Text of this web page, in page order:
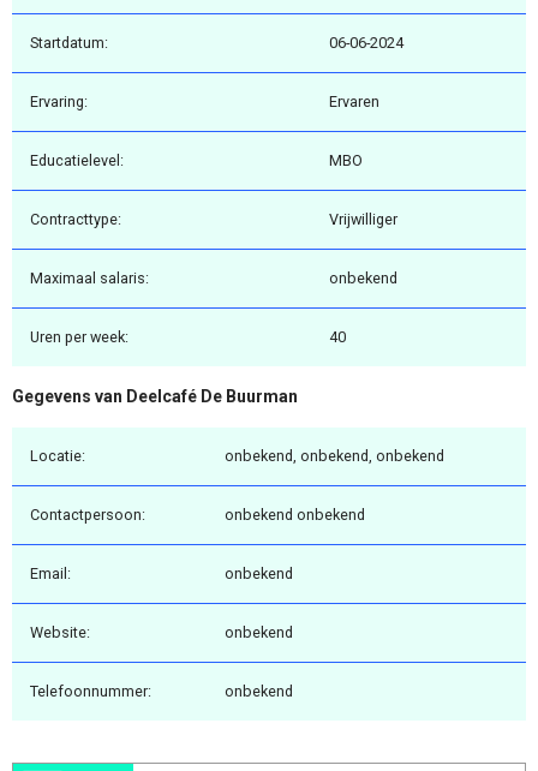
Startdatum: 06-06-2024
Ervaring: Ervaren
Educatielevel: MBO
Contracttype: Vrijwilliger
Maximaal salaris: onbekend
Uren per week: 40
Gegevens van Deelcafé De Buurman
Locatie: onbekend, onbekend, onbekend
Contactpersoon: onbekend onbekend
Email: onbekend
Website: onbekend
Telefoonnummer: onbekend